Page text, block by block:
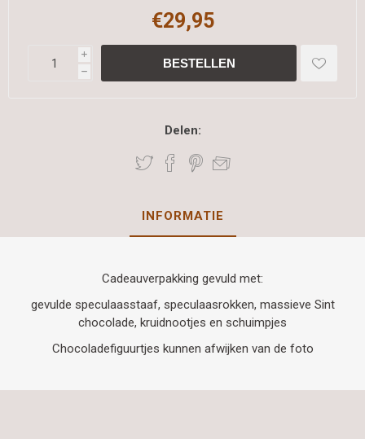
€29,95
i
h
Delen:
INFORMATIE
Cadeauverpakking gevuld met:
gevulde speculaasstaaf, speculaasrokken, massieve Sint
chocolade, kruidnootjes en schuimpjes
Chocoladefiguurtjes kunnen afwijken van de foto